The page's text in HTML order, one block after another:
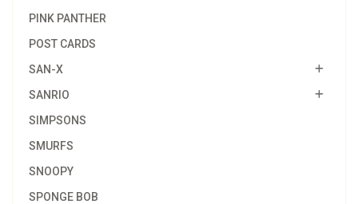
PINK PANTHER
POST CARDS
SAN-X
SANRIO
SIMPSONS
SMURFS
SNOOPY
SPONGE BOB